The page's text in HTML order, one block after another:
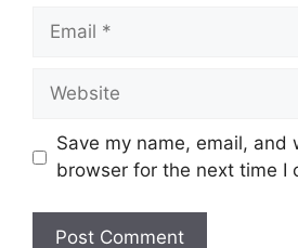
Email
Website
Save my name, email, and
browser for the next time I